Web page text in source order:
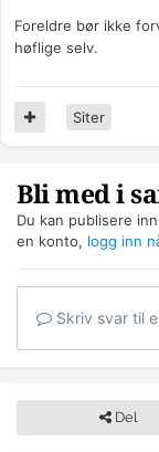
Foreldre bør ikke
høflige selv.
Siter
Bli med i
Du kan publisere
en konto, logg inn
Skriv svar til
Del